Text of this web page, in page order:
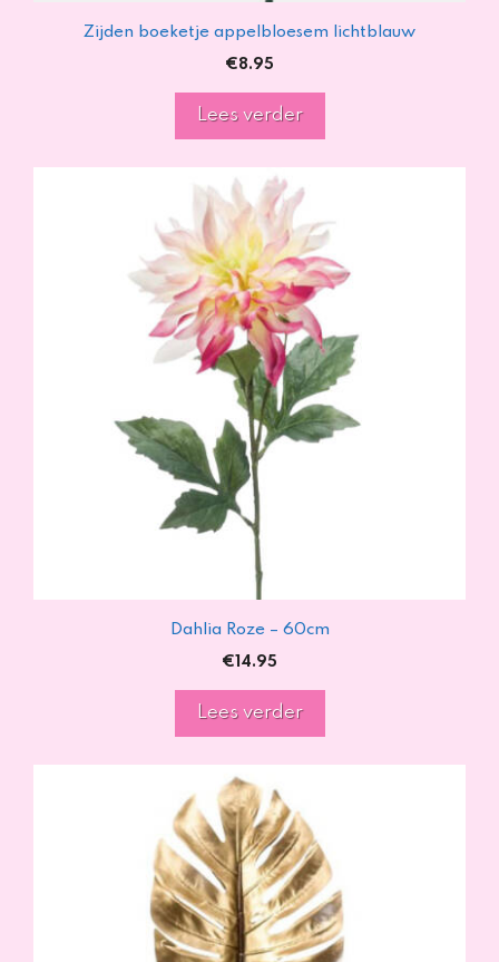
Zijden boeketje appelbloesem lichtblauw
€8.95
Lees verder
Dahlia Roze – 60cm
€ 14.95
Lees verder